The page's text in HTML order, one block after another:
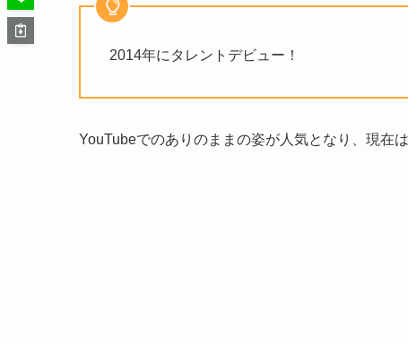
2014年にタレントデビュー！
YouTubeでのありのままの姿が人気となり、現在